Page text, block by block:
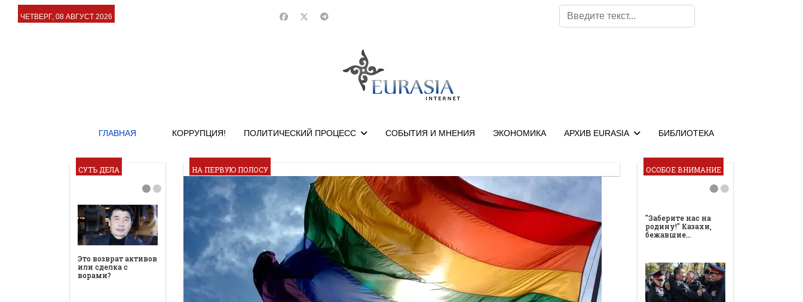
ЧЕТВЕРГ, 08 АВГУСТ 2026
Поиск
ГЛАВНАЯ КОРРУПЦИЯ! ПОЛИТИЧЕСКИЙ ПРОЦЕСС СОБЫТИЯ И МНЕНИЯ ЭКОНОМИКА АРХИВ EURASIA БИБЛИОТЕКА
СУТЬ ДЕЛА
Это возврат активов
или сделка с
ворами?
НА ПЕРВУЮ ПОЛОСУ ОСОБОЕ ВНИМАНИЕ
"Заберите нас на
родину!" Казахи,
бежавшие…